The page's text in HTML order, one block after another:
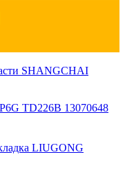
SHANGCHAI
TD226B 13070648
LIUGONG